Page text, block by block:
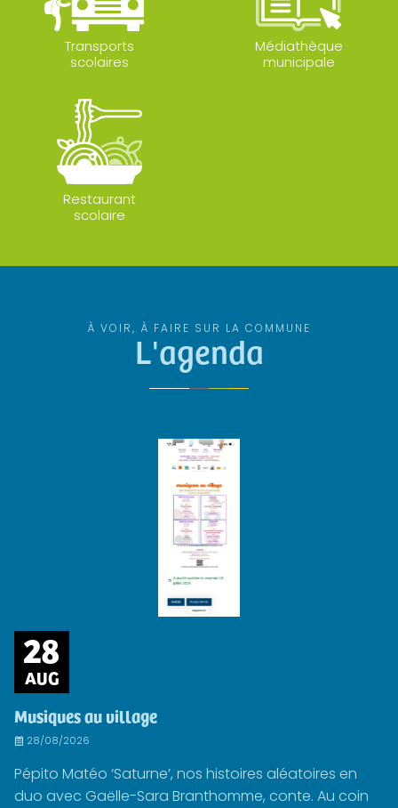
Transports
scolaires
Médiathèque
municipale
Restaurant
scolaire
À VOIR, À FAIRE SUR LA COMMUNE
L'agenda
28
AUG
Musiques au village
28/08/2026
Pépito Matéo ‘Saturne’, nos histoires aléatoires en
duo avec Gaëlle-Sara Branthomme, conte. Au coin